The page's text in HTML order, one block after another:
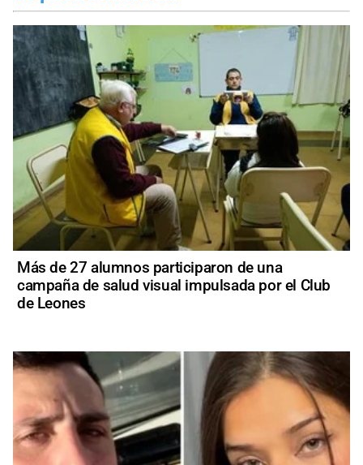
Más de 27 alumnos participaron de una
campaña de salud visual impulsada por el Club
de Leones